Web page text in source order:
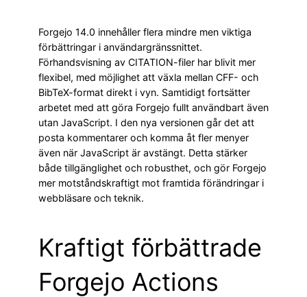
Forgejo 14.0 innehåller flera mindre men viktiga
förbättringar i användargränssnittet.
Förhandsvisning av CITATION-filer har blivit mer
flexibel, med möjlighet att växla mellan CFF- och
BibTeX-format direkt i vyn. Samtidigt fortsätter
arbetet med att göra Forgejo fullt användbart även
utan JavaScript. I den nya versionen går det att
posta kommentarer och komma åt fler menyer
även när JavaScript är avstängt. Detta stärker
både tillgänglighet och robusthet, och gör Forgejo
mer motståndskraftigt mot framtida förändringar i
webbläsare och teknik.
Kraftigt förbättrade
Forgejo Actions